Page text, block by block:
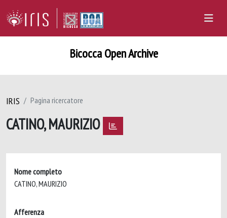
Bicocca Open Archive
IRIS Pagina ricercatore
CATINO, MAURIZIO
Nome completo
CATINO, MAURIZIO
Afferenza